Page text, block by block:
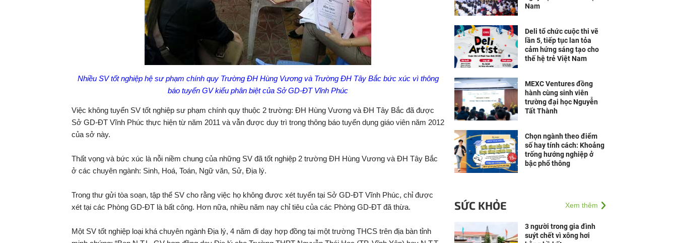
Nhiều SV tốt nghiệp hệ sư phạm chính quy Trường ĐH Hùng Vương và Trường ĐH Tây Bắc bức xúc vì thông
báo tuyển GV kiểu phân biệt của Sở GD-ĐT Vĩnh Phúc
Việc không tuyển SV tốt nghiệp sư phạm chính quy thuộc 2 trường: ĐH Hùng Vương và ĐH Tây Bắc đã được
Sở GD-ĐT Vĩnh Phúc thực hiện từ năm 2011 và vẫn được duy trì trong thông báo tuyển dụng giáo viên năm 2012
của sở này.
Thất vọng và bức xúc là nỗi niềm chung của những SV đã tốt nghiệp 2 trường ĐH Hùng Vương và ĐH Tây Bắc
ở các chuyên ngành: Sinh, Hoá, Toán, Ngữ văn, Sử, Địa lý.
Trong thư gửi tòa soạn, tập thể SV cho rằng việc họ không được xét tuyển tại Sở GD-ĐT Vĩnh Phúc, chỉ được
xét tại các Phòng GD-ĐT là bất công. Hơn nữa, nhiều năm nay chỉ tiêu của các Phòng GD-ĐT đã thừa.
Một SV tốt nghiệp loại khá chuyên ngành Địa lý, 4 năm đi dạy hợp đồng tại một trường THCS trên địa bàn tỉnh
Nam
Deli tổ chức cuộc thi vẽ
lần 5, tiếp tục lan tỏa
cảm hứng sáng tạo cho
thế hệ trẻ Việt Nam
MEXC Ventures đồng
hành cùng sinh viên
trường đại học Nguyễn
Tất Thành
Chọn ngành theo điểm
số hay tính cách: Khoảng
trống hướng nghiệp ở
bậc phổ thông
SỨC KHỎE Xem thêm
3 người trong gia đình
suýt chết vì xông hơi